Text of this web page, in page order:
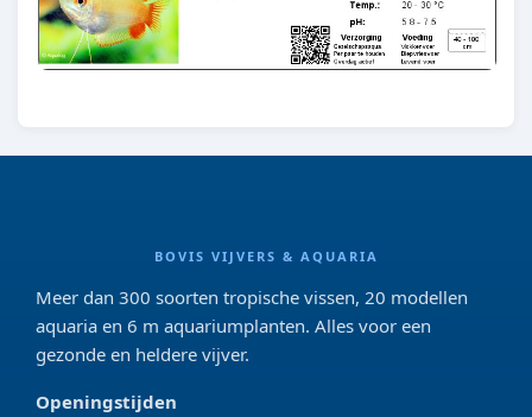
BOVIS VIJVERS & AQUARIA
Meer dan 300 soorten tropische vissen, 20 modellen
aquaria en 6 m aquariumplanten. Alles voor een
gezonde en heldere vijver.
Openingstijden